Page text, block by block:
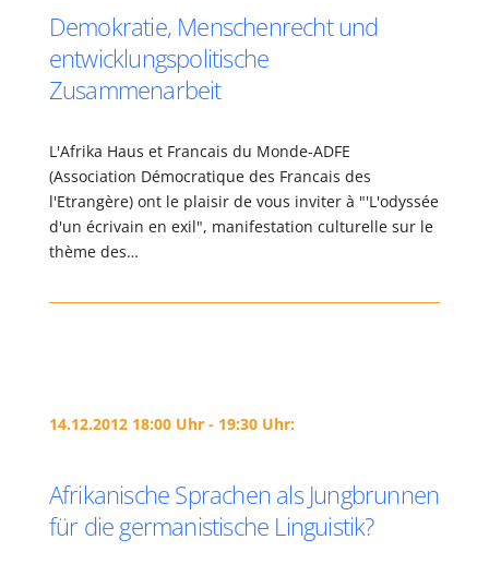
Demokratie, Menschenrecht und
entwicklungspolitische
Zusammenarbeit
L'Afrika Haus et Francais du Monde-ADFE
(Association Démocratique des Francais des
l'Etrangère) ont le plaisir de vous inviter à "'L'odyssée
d'un écrivain en exil", manifestation culturelle sur le
thème des…
14.12.2012 18:00 Uhr - 19:30 Uhr:
Afrikanische Sprachen als Jungbrunnen
für die germanistische Linguistik?